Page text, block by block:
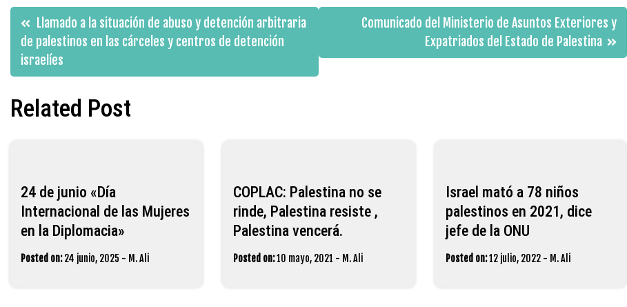
Navegación
de
entradas
Llamado a la situación de abuso y detención arbitraria
de palestinos en las cárceles y centros de detención
israelíes
Comunicado del Ministerio de Asuntos Exteriores y
Expatriados del Estado de Palestina
Related Post
24 de junio «Día
Internacional de las Mujeres
en la Diplomacia»
Posted on: 24 junio, 2025 - M. Ali
COPLAC: Palestina no se
rinde, Palestina resiste ,
Palestina vencerá.
Posted on:10 mayo, 2021 - M. Ali
Israel mató a 78 niños
palestinos en 2021, dice
jefe de la ONU
Posted on:12 julio, 2022- M. Ali